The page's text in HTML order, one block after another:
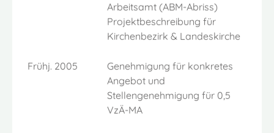
Arbeitsamt (ABM-Abriss)
Projektbeschreibung für
Kirchenbezirk & Landeskirche
Frühj. 2005
Genehmigung für konkretes
Angebot und
Stellengenehmigung für 0,5
VzÄ-MA